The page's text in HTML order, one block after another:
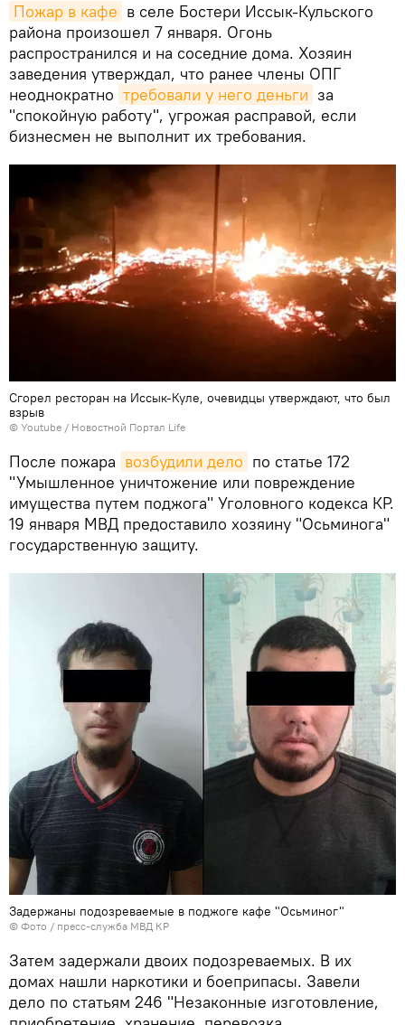
Пожар в кафе в селе Бостери Иссык-Кульского
района произошел 7 января. Огонь
распространился и на соседние дома. Хозяин
заведения утверждал, что ранее члены ОПГ
неоднократно требовали у него деньги за
"спокойную работу", угрожая расправой, если
бизнесмен не выполнит их требования.
Сгорел ресторан на Иссык-Куле, очевидцы утверждают, что был
взрыв
© Youtube / Новостной Портал Life
После пожара возбудили дело по статье 172
"Умышленное уничтожение или повреждение
имущества путем поджога" Уголовного кодекса КР.
19 января МВД предоставило хозяину "Осьминога"
государственную защиту.
Задержаны подозреваемые в поджоге кафе "Осьминог"
© Фото / пресс-служба МВД КР
Затем задержали двоих подозреваемых. В их
домах нашли наркотики и боеприпасы. Завели
дело по статьям 246 "Незаконные изготовление,